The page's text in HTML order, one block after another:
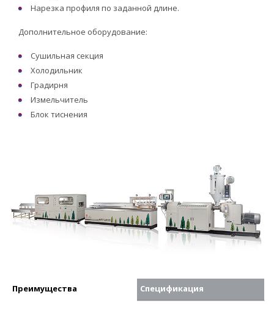
Нарезка профиля по заданной длине.
Дополнительное оборудование:
Сушильная секция
Холодильник
Градирня
Измельчитель
Блок тиснения
Преимущества Спецификация